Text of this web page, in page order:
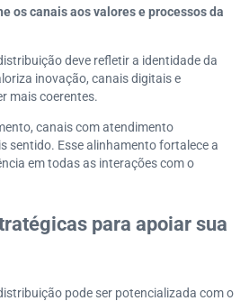
os canais aos valores e processos da
deve refletir a identidade da
inovação, canais digitais e
mais coerentes.
canais com atendimento
sentido. Esse alinhamento fortalece a
em todas as interações com o
para apoiar sua
pode ser potencializada com o